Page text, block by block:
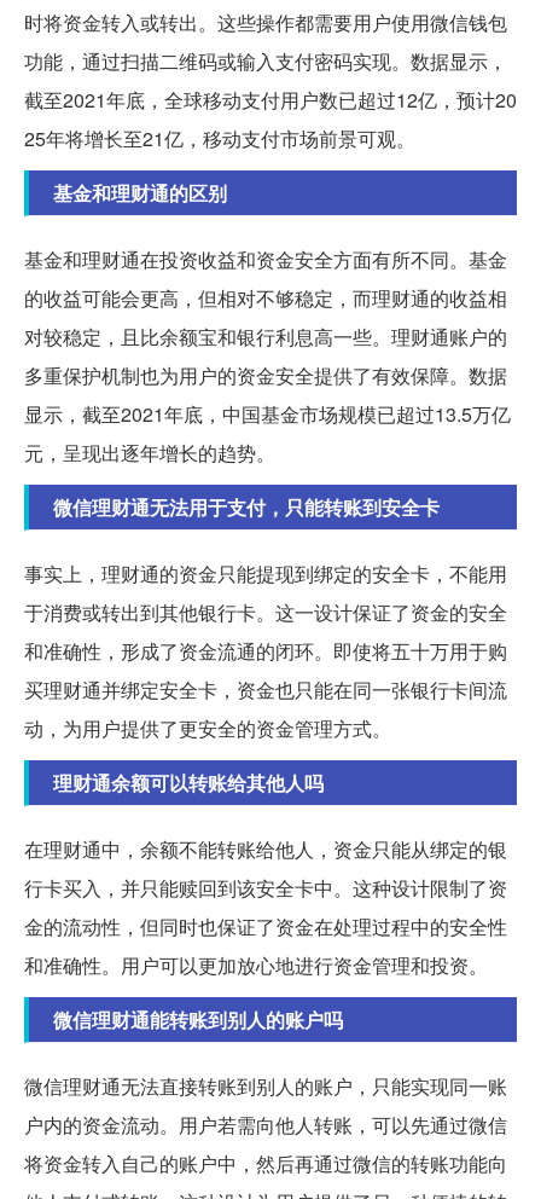
时将资金转入或转出。这些操作都需要用户使用微信钱包
功能，通过扫描二维码或输入支付密码实现。数据显示，
截至2021年底，全球移动支付用户数已超过12亿，预计20
25年将增长至21亿，移动支付市场前景可观。
基金和理财通的区别
基金和理财通在投资收益和资金安全方面有所不同。基金
的收益可能会更高，但相对不够稳定，而理财通的收益相
对较稳定，且比余额宝和银行利息高一些。理财通账户的
多重保护机制也为用户的资金安全提供了有效保障。数据
显示，截至2021年底，中国基金市场规模已超过13.5万亿
元，呈现出逐年增长的趋势。
微信理财通无法用于支付，只能转账到安全卡
事实上，理财通的资金只能提现到绑定的安全卡，不能用
于消费或转出到其他银行卡。这一设计保证了资金的安全
和准确性，形成了资金流通的闭环。即使将五十万用于购
买理财通并绑定安全卡，资金也只能在同一张银行卡间流
动，为用户提供了更安全的资金管理方式。
理财通余额可以转账给其他人吗
在理财通中，余额不能转账给他人，资金只能从绑定的银
行卡买入，并只能赎回到该安全卡中。这种设计限制了资
金的流动性，但同时也保证了资金在处理过程中的安全性
和准确性。用户可以更加放心地进行资金管理和投资。
微信理财通能转账到别人的账户吗
微信理财通无法直接转账到别人的账户，只能实现同一账
户内的资金流动。用户若需向他人转账，可以先通过微信
将资金转入自己的账户中，然后再通过微信的转账功能向